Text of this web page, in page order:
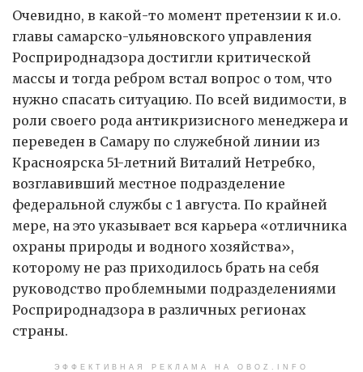
Очевидно, в какой-то момент претензии к и.о.
главы самарско-ульяновского управления
Росприроднадзора достигли критической
массы и тогда ребром встал вопрос о том, что
нужно спасать ситуацию. По всей видимости, в
роли своего рода антикризисного менеджера и
переведен в Самару по служебной линии из
Красноярска 51-летний Виталий Нетребко,
возглавивший местное подразделение
федеральной службы с 1 августа. По крайней
мере, на это указывает вся карьера «отличника
охраны природы и водного хозяйства»,
которому не раз приходилось брать на себя
руководство проблемными подразделениями
Росприроднадзора в различных регионах
страны.
ЭФФЕКТИВНАЯ РЕКЛАМА НА OBOZ.INFO